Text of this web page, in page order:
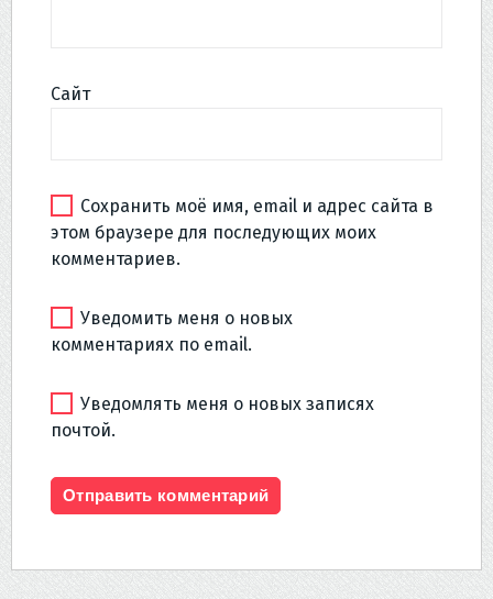
Сайт
Сохранить моё имя, email и адрес сайта в
этом браузере для последующих моих
комментариев.
Уведомить меня о новых
комментариях по email.
Уведомлять меня о новых записях
почтой.